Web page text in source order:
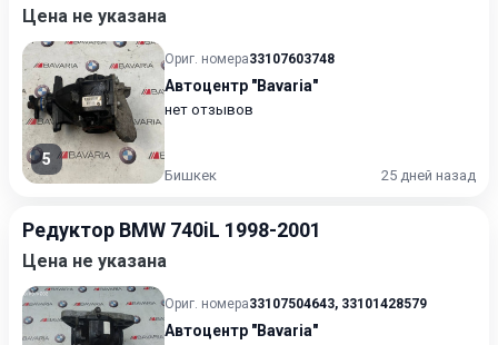
Цена не указана
5
Ориг. номера33107603748
Автоцентр "Bavaria"
нет отзывов
Бишкек 25 дней назад
Редуктор BMW 740iL 1998-2001
Цена не указана
Ориг. номера33107504643, 33101428579
Автоцентр "Bavaria"